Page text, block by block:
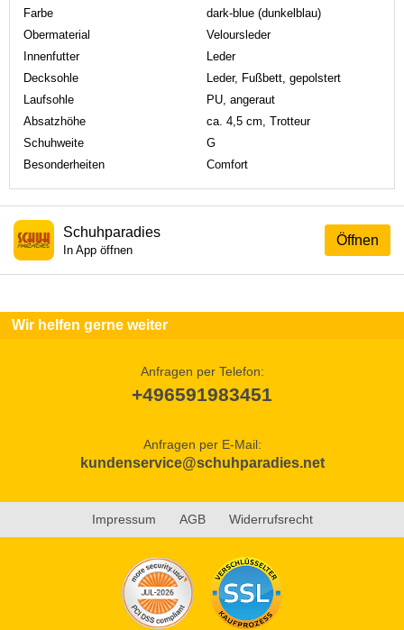
Farbe
dark-blue (dunkelblau)
Obermaterial
Veloursleder
Innenfutter
Leder
Decksohle
Leder, Fußbett, gepolstert
Laufsohle
PU, angeraut
Absatzhöhe
ca. 4,5 cm, Trotteur
Schuhweite
G
Besonderheiten
Comfort
Öffnen
Schuhparadies
In App öffnen
Wir helfen gerne weiter
Anfragen per Telefon:
+496591983451
Anfragen per E-Mail:
kundenservice@schuhparadies.net
Impressum AGB Widerrufsrecht